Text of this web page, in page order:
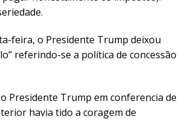
feira, o Presidente Trump deixou
referindo-se a política de concessão
Presidente Trump em conferencia de
havia tido a coragem de